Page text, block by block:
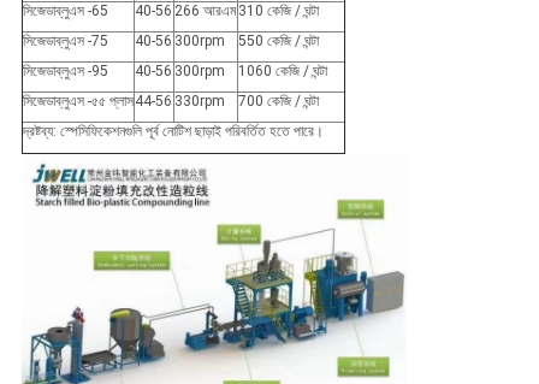
সিজেডাব্লুএস -65
40-56 266 আরএম310 কেজি / ঘন্টা
সিজেডাব্লুএস -75
40-56 300rpm
550 কেজি / ঘন্টা
সিজেডাব্লুএস -95
40-56 300rpm
1060 কেজি / ঘন্টা
সিজেডাব্লুএস -৫৫ প্লাস44-56 330rpm
700 কেজি / ঘন্টা
দ্রষ্টব্য: স্পেসিফিকেশনগুলি পূর্ব নোটিশ ছাড়াই পরিবর্তিত হতে পারে।